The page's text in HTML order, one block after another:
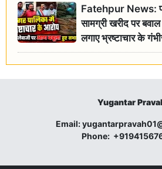
Fatehpur News:
सामग्री खरीद पर
लगाए भ्रष्टाचार के
Yugantar
Email:
Phone: